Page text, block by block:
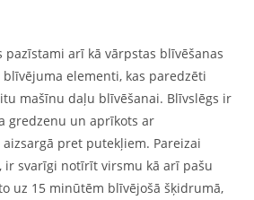
pazīstami arī kā vārpstas blīvēšanas
elementi, kas paredzēti
mašīnu daļu blīvēšanai. Blīvslēgs ir
gredzenu un aprīkots ar
pret putekļiem. Pareizai
ir svarīgi notīrīt virsmu kā arī pašu
uz 15 minūtēm blīvējošā šķidrumā,